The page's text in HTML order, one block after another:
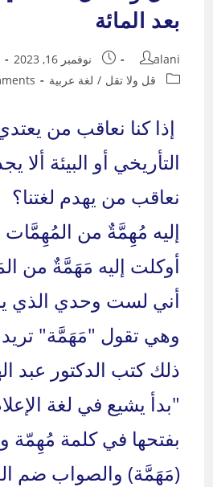
بعد المائة
Post
author:
alani
Post
published:
نوفمبر 16, 2023
Post
قل ولا تقل / لغة عربية
Post
إذا كنا نعاقب من
التأريخي أو البيئة ألا
نعاقب من يهدم
إليه مُهِمَّةٌ من المُهِمَّات
أوكلت إليه مَهَمَّةٌ من
أني لست وحدي الذي
وهي تقول "مَهَمَّة"
ذلك كتب الدكتور عبد
"بدأ يشيع في لغة
بفتحها في كلمة مُهِمّة
(مَهَمَّة) والصواب ضم